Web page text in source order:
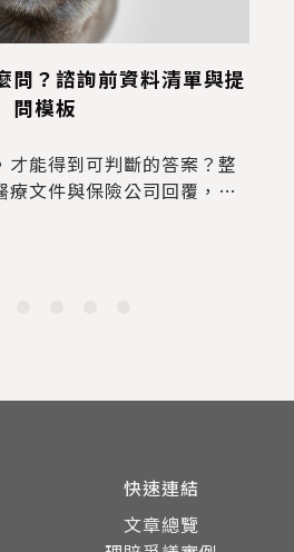
問？諮詢前資料清單與提
問模板
才能得到可判斷的答案？整
療文件與保險公司回覆，並
快速連結
文章總覽